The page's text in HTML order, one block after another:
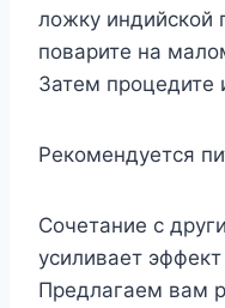
ложку индийской
поварите на
Затем процедите
Рекомендуется
Сочетание с
усиливает
Предлагаем вам